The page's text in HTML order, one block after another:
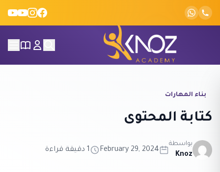
Skip to content
بناء المهارات
كتابة المحتوى
بواسطة
Knoz
February 29, 2024 1 دقيقة قراءة